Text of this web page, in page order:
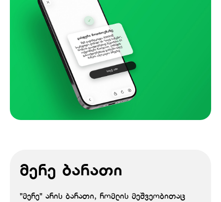
მერე ბარათი
"მერე" არის ბარათი, რომლის მეშვეობითაც